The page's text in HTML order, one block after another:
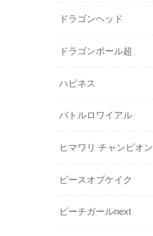
ドラゴンヘッド
ドラゴンボール超
ハピネス
バトルロワイアル
ヒマワリ チャンピオン
ピースオブケイク
ピーチガールnext